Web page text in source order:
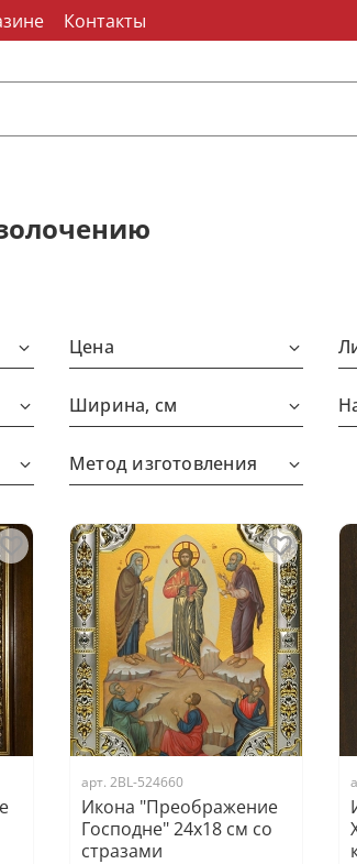
Контакты
Цена
Ширина, см
Метод изготовления
арт. 2BL-524660
Икона "Преображение
Господне" 24х18 см со
стразами